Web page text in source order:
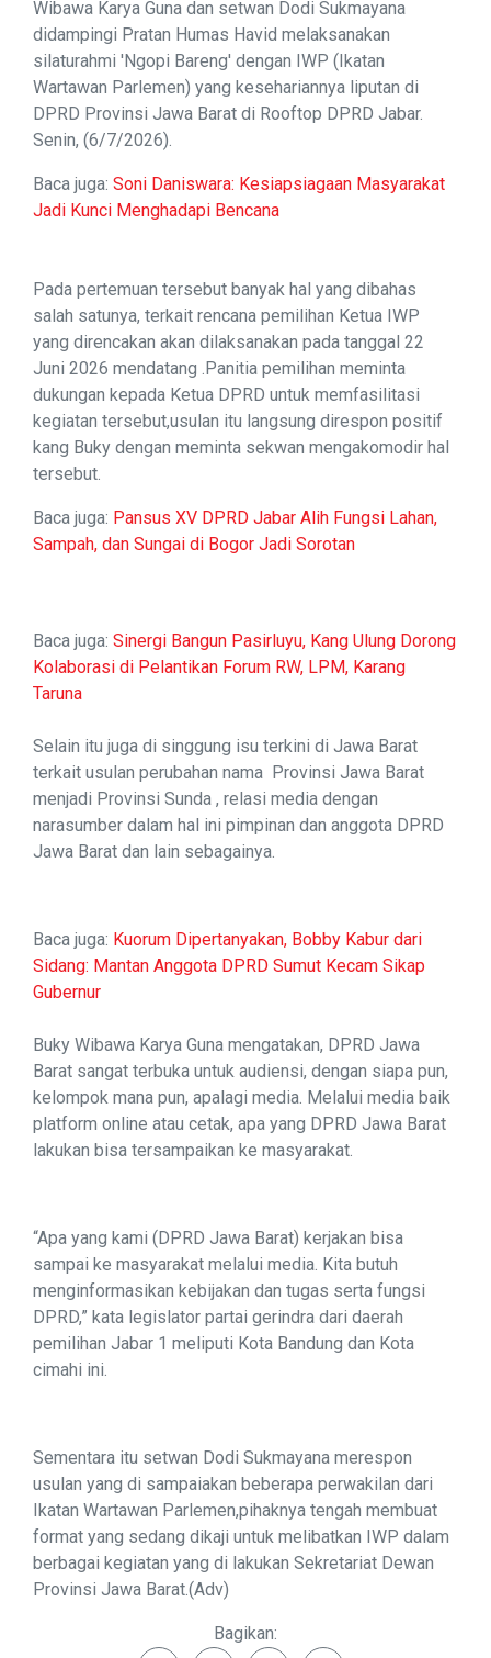
Wibawa Karya Guna dan setwan Dodi Sukmayana
didampingi Pratan Humas Havid melaksanakan
silaturahmi 'Ngopi Bareng' dengan IWP (Ikatan
Wartawan Parlemen) yang kesehariannya liputan di
DPRD Provinsi Jawa Barat di Rooftop DPRD Jabar.
Senin, (6/7/2026).
Baca juga: Soni Daniswara: Kesiapsiagaan Masyarakat
Jadi Kunci Menghadapi Bencana
Pada pertemuan tersebut banyak hal yang dibahas
salah satunya, terkait rencana pemilihan Ketua IWP
yang direncakan akan dilaksanakan pada tanggal 22
Juni 2026 mendatang .Panitia pemilihan meminta
dukungan kepada Ketua DPRD untuk memfasilitasi
kegiatan tersebut,usulan itu langsung direspon positif
kang Buky dengan meminta sekwan mengakomodir hal
tersebut.
Baca juga: Pansus XV DPRD Jabar Alih Fungsi Lahan,
Sampah, dan Sungai di Bogor Jadi Sorotan
Baca juga: Sinergi Bangun Pasirluyu, Kang Ulung Dorong
Kolaborasi di Pelantikan Forum RW, LPM, Karang
Taruna
Selain itu juga di singgung isu terkini di Jawa Barat
terkait usulan perubahan nama Provinsi Jawa Barat
menjadi Provinsi Sunda , relasi media dengan
narasumber dalam hal ini pimpinan dan anggota DPRD
Jawa Barat dan lain sebagainya.
Baca juga: Kuorum Dipertanyakan, Bobby Kabur dari
Sidang: Mantan Anggota DPRD Sumut Kecam Sikap
Gubernur
Buky Wibawa Karya Guna mengatakan, DPRD Jawa
Barat sangat terbuka untuk audiensi, dengan siapa pun,
kelompok mana pun, apalagi media. Melalui media baik
platform online atau cetak, apa yang DPRD Jawa Barat
lakukan bisa tersampaikan ke masyarakat.
“Apa yang kami (DPRD Jawa Barat) kerjakan bisa
sampai ke masyarakat melalui media. Kita butuh
menginformasikan kebijakan dan tugas serta fungsi
DPRD,” kata legislator partai gerindra dari daerah
pemilihan Jabar 1 meliputi Kota Bandung dan Kota
cimahi ini.
Sementara itu setwan Dodi Sukmayana merespon
usulan yang di sampaiakan beberapa perwakilan dari
Ikatan Wartawan Parlemen,pihaknya tengah membuat
format yang sedang dikaji untuk melibatkan IWP dalam
berbagai kegiatan yang di lakukan Sekretariat Dewan
Provinsi Jawa Barat.(Adv)
Bagikan: